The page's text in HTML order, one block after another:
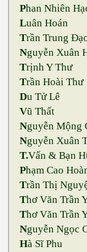
Phan Nhiên
Luân Hoán
Trần Trung
Nguyễn Xuân
Trịnh Y Thư
Trần Hoài Thư
Du Tử Lê
Vũ Thất
Nguyễn Mộng
Nguyễn Xuân
T.Vấn & Bạn
Phạm Cao
Trần Thị
Thơ Văn Trần
Thơ Văn Trần
Nguyễn Ngọc
Hà Sĩ Phu